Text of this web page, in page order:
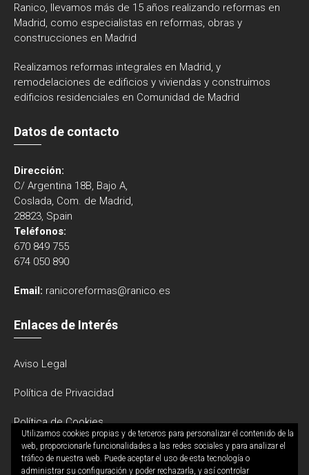
Ranico, llevamos más de 15 años realizando reformas en
Madrid, como especialistas en reformas, obras y
construcciones en Madrid
Realizamos reformas integrales en Madrid, y
remodelaciones de edificios y viviendas y construimos
edificios residenciales en Comunidad de Madrid
Datos de contacto
Dirección:
C/ Argentina 18B, Bajo A,
Coslada, Com. de Madrid,
28823, Spain
Teléfonos:
670 849 755
674 050 890
Email: ranicoreformas@ranico.es
Enlaces de Interés
Aviso Legal
Política de Privacidad
Política de Cookies
Utilizamos cookies propias y de terceros para personalizar el contenido de la
web, proporcionarle funcionalidades a las redes sociales y para analizar el
tráfico de nuestra web. Puede aceptar el uso de esta tecnología o
administrar su configuración y poder rechazarla, y así controlar